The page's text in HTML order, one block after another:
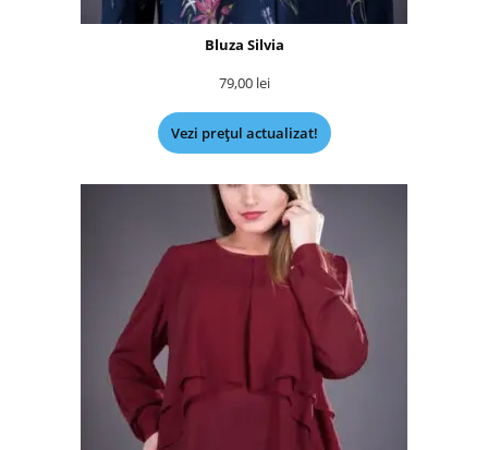
Bluza Silvia
79,00 lei
Vezi prețul actualizat!